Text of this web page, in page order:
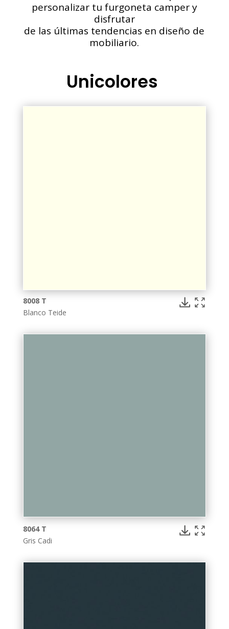
personalizar tu furgoneta camper y
disfrutar
de las últimas tendencias en diseño de
mobiliario.
Unicolores
8008 T
Blanco Teide
8064 T
Gris Cadi